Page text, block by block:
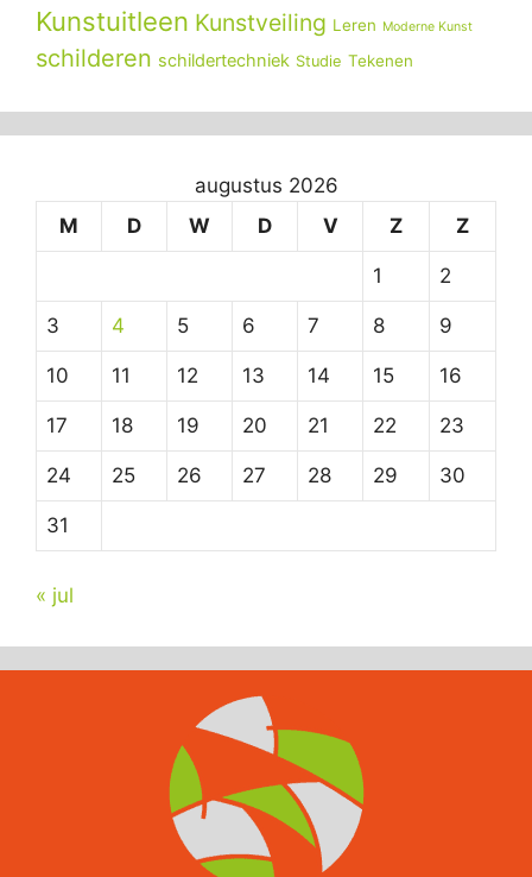
Kunstuitleen Kunstveiling Leren Moderne Kunst
schilderen schildertechniek Studie Tekenen
augustus 2026
M
D W D V Z Z
1 2
3 4 5 6 7 8 9
10 11 12 13 14 15 16
17 18 19 20 21 22 23
24 25 26 27 28 29 30
31
« jul